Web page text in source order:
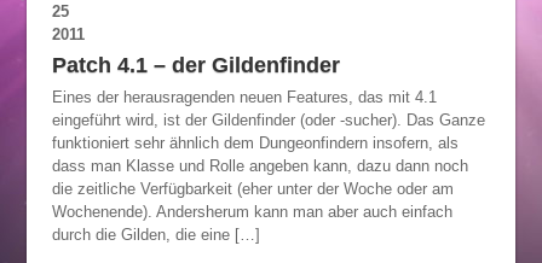
25
2011
Patch 4.1 – der Gildenfinder
Eines der herausragenden neuen Features, das mit 4.1
eingeführt wird, ist der Gildenfinder (oder -sucher). Das Ganze
funktioniert sehr ähnlich dem Dungeonfindern insofern, als
dass man Klasse und Rolle angeben kann, dazu dann noch
die zeitliche Verfügbarkeit (eher unter der Woche oder am
Wochenende). Andersherum kann man aber auch einfach
durch die Gilden, die eine […]